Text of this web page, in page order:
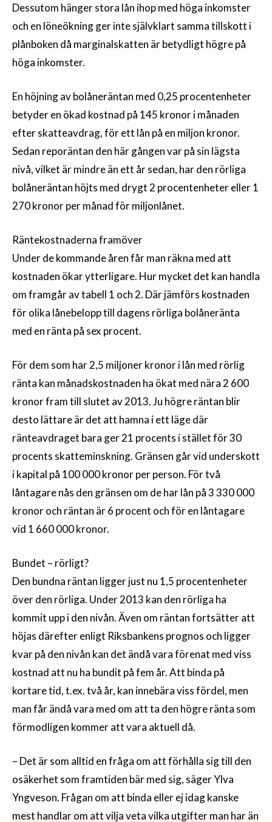
Dessutom hänger stora lån ihop med höga inkomster
och en löneökning ger inte självklart samma tillskott i
plånboken då marginalskatten är betydligt högre på
höga inkomster.
En höjning av bolåneräntan med 0,25 procentenheter
betyder en ökad kostnad på 145 kronor i månaden
efter skatteavdrag, för ett lån på en miljon kronor.
Sedan reporäntan den här gången var på sin lägsta
nivå, vilket är mindre än ett år sedan, har den rörliga
bolåneräntan höjts med drygt 2 procentenheter eller 1
270 kronor per månad för miljonlånet.
Räntekostnaderna framöver
Under de kommande åren får man räkna med att
kostnaden ökar ytterligare. Hur mycket det kan handla
om framgår av tabell 1 och 2. Där jämförs kostnaden
för olika lånebelopp till dagens rörliga bolåneränta
med en ränta på sex procent.
För dem som har 2,5 miljoner kronor i lån med rörlig
ränta kan månadskostnaden ha ökat med nära 2 600
kronor fram till slutet av 2013. Ju högre räntan blir
desto lättare är det att hamna i ett läge där
ränteavdraget bara ger 21 procents i stället för 30
procents skatteminskning. Gränsen går vid underskott
i kapital på 100 000 kronor per person. För två
låntagare nås den gränsen om de har lån på 3 330 000
kronor och räntan är 6 procent och för en låntagare
vid 1 660 000 kronor.
Bundet – rörligt?
Den bundna räntan ligger just nu 1,5 procentenheter
över den rörliga. Under 2013 kan den rörliga ha
kommit upp i den nivån. Även om räntan fortsätter att
höjas därefter enligt Riksbankens prognos och ligger
kvar på den nivån kan det ändå vara förenat med viss
kostnad att nu ha bundit på fem år. Att binda på
kortare tid, t.ex. två år, kan innebära viss fördel, men
man får ändå vara med om att ta den högre ränta som
förmodligen kommer att vara aktuell då.
– Det är som alltid en fråga om att förhålla sig till den
osäkerhet som framtiden bär med sig, säger Ylva
Yngveson. Frågan om att binda eller ej idag kanske
mest handlar om att vilja veta vilka utgifter man har än